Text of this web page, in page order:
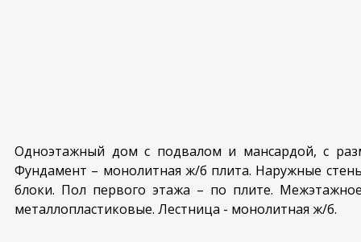
Одноэтажный дом с подвалом и мансардой, с
Фундамент – монолитная ж/б плита. Наружные
блоки. Пол первого этажа – по плите.
металлопластиковые. Лестница - монолитная ж/б.